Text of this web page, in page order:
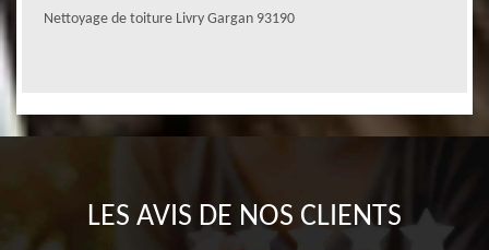
Nettoyage de toiture Livry Gargan 93190
LES AVIS DE NOS CLIENTS